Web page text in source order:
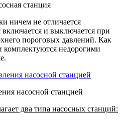
станция
ничем не отличается
и выключается при
пороговых давлений. Как
комплектуются недорогими
насосной станцией
два типа насосных станций: